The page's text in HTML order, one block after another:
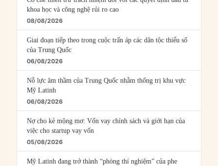
khoa học và công nghệ rủi ro cao
08/08/2026
Giai đoạn tiếp theo trong cuộc trấn áp các dân tộc thiểu số
của Trung Quốc
06/08/2026
Nỗ lực âm thầm của Trung Quốc nhằm thống trị khu vực
Mỹ Latinh
06/08/2026
Nợ cho kẻ mộng mơ: Vốn vay chính sách và giới hạn của
việc cho startup vay vốn
05/08/2026
Mỹ Latinh đang trở thành “phòng thí nghiệm” của phe